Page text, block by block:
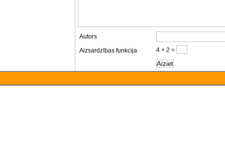
Autors
Aizsardzības funkcija
4 + 2 =